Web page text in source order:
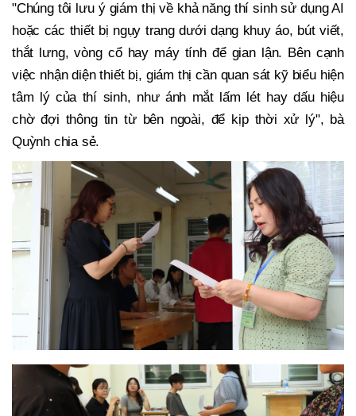
"Chúng tôi lưu ý giám thị về khả năng thí sinh sử dụng AI
hoặc các thiết bị ngụy trang dưới dạng khuy áo, bút viết,
thắt lưng, vòng cổ hay máy tính để gian lận. Bên cạnh
việc nhận diện thiết bị, giám thị cần quan sát kỹ biểu hiện
tâm lý của thí sinh, như ánh mắt lấm lét hay dấu hiệu
chờ đợi thông tin từ bên ngoài, để kịp thời xử lý", bà
Quỳnh chia sẻ.